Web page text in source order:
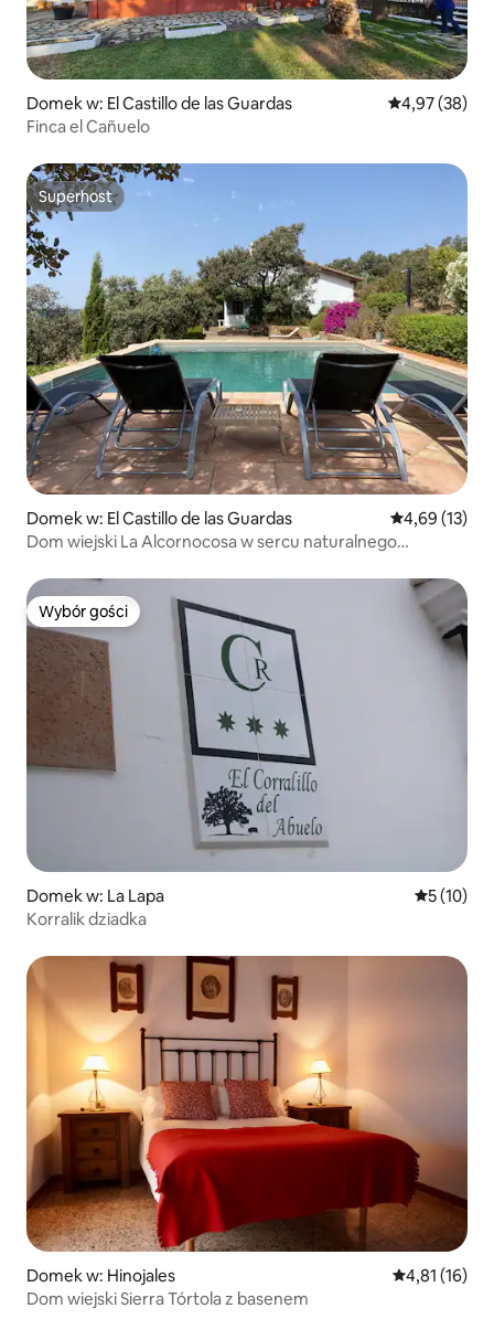
Domek w: El Castillo de las Guardas Średnia
4,97 (38)
Finca el Cañuelo
Superhost
Superhost
Domek w: El Castillo de las Guardas Średnia
4,69 (13)
Dom wiejski La Alcornocosa w sercu naturalnego
Wybór gości
Wybór gości
Domek w: La Lapa Średnia
5 (10)
Korralik dziadka
Domek w: Hinojales Średnia
4,81 (16)
Dom wiejski Sierra Tórtola z basenem